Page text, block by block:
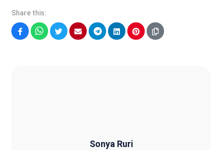
Share this:
Sonya Ruri